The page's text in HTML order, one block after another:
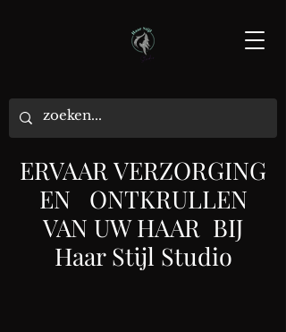
ERVAAR VERZORGING
EN ONTKRULLEN
VAN UW HAAR BIJ
Haar Stijl Studio